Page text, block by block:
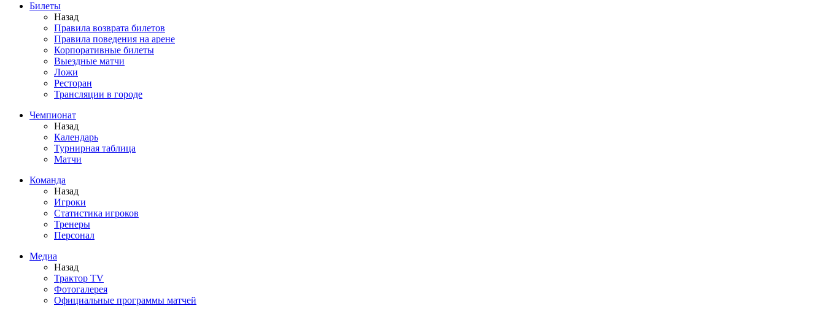
Билеты
Назад
Правила возврата билетов
Правила поведения на арене
Корпоративные билеты
Выездные матчи
Ложи
Ресторан
Трансляции в городе
Чемпионат
Назад
Календарь
Турнирная таблица
Матчи
Команда
Назад
Игроки
Статистика игроков
Тренеры
Персонал
Медиа
Назад
Трактор TV
Фотогалерея
Официальные программы матчей